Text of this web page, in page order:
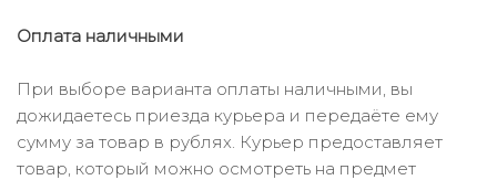
Оплата наличными
При выборе варианта оплаты наличными, вы
дожидаетесь приезда курьера и передаёте ему
сумму за товар в рублях. Курьер предоставляет
товар, который можно осмотреть на предмет